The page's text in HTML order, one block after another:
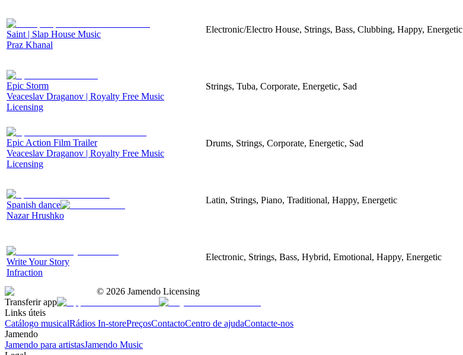
Saint | Slap House Music
Praz Khanal
Electronic/Electro House, Strings, Bass, Clubbing, Happy, Energetic
Epic Storm
Veaceslav Draganov | Royalty Free Music
Licensing
Strings, Tuba, Corporate, Energetic, Sad
Epic Action Film Trailer
Veaceslav Draganov | Royalty Free Music
Licensing
Drums, Strings, Corporate, Energetic, Sad
Spanish dance
Nazar Hrushko
Latin, Strings, Piano, Traditional, Happy, Energetic
Write Your Story
Infraction
Electronic, Strings, Bass, Hybrid, Emotional, Happy, Energetic
© 2026 Jamendo Licensing
Transferir app
Links úteis
Catálogo musicalRádios In-storePreçosContactoCentro de ajudaContacte-nos
Jamendo
Jamendo para artistasJamendo Music